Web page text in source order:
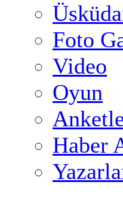
Foto
Video
Oyun
Haber